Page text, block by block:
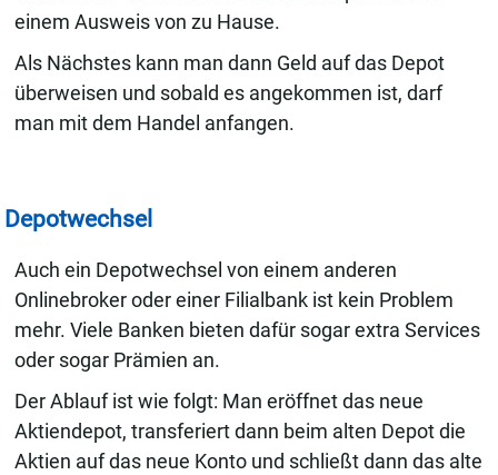
einem Ausweis von zu Hause.
Als Nächstes kann man dann Geld auf das Depot
überweisen und sobald es angekommen ist, darf
man mit dem Handel anfangen.
Depotwechsel
Auch ein Depotwechsel von einem anderen
Onlinebroker oder einer Filialbank ist kein Problem
mehr. Viele Banken bieten dafür sogar extra Services
oder sogar Prämien an.
Der Ablauf ist wie folgt: Man eröffnet das neue
Aktiendepot, transferiert dann beim alten Depot die
Aktien auf das neue Konto und schließt dann das alte